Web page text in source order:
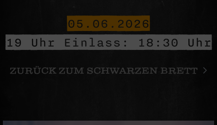
05.06.2026
19 Uhr Einlass: 18:30 Uhr
ZURÜCK ZUM SCHWARZEN BRETT